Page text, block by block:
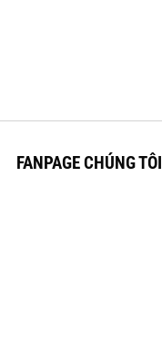
FANPAGE CHÚNG TÔI